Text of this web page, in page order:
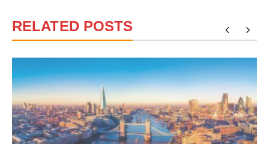
RELATED POSTS